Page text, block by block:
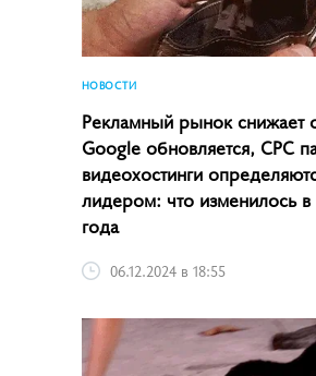
НОВОСТИ
Рекламный рынок снижает
Google обновляется, CPC
видеохостинги
лидером: что изменилось
года
06.12.2024 в 18:55